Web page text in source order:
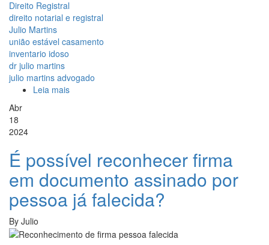
Direito Registral
direito notarial e registral
Julio Martins
união estável casamento
inventario idoso
dr julio martins
julio martins advogado
Leia mais
e
casar
pela
Comunhão
de
Abr
18
2024
É possível reconhecer firma
em documento assinado por
pessoa já falecida?
By Julio